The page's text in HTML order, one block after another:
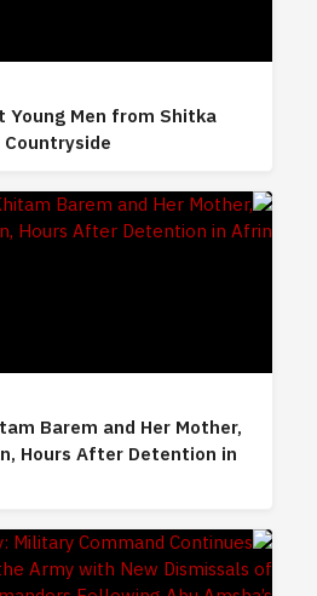
Young Men from Shitka
Barem and Her Mother,
Hours After Detention in